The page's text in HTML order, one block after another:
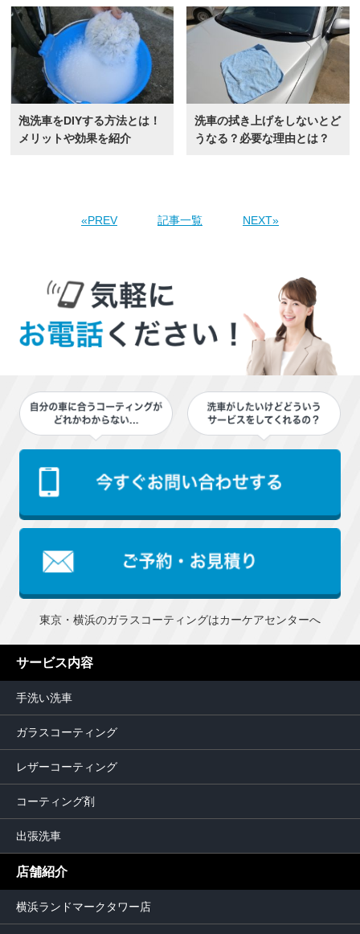
泡洗車をDIYする方法とは！
メリットや効果を紹介
洗車の拭き上げをしないとど
うなる？必要な理由とは？
«PREV 記事一覧 NEXT»
東京・横浜のガラスコーティングはカーケアセンターへ
サービス内容
手洗い洗車
ガラスコーティング
レザーコーティング
コーティング剤
出張洗車
店舗紹介
横浜ランドマークタワー店